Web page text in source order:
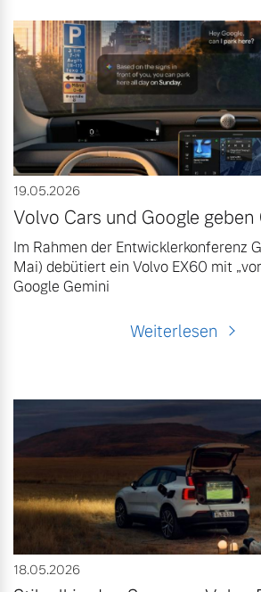
19.05.2026
Volvo Cars und Google
Im Rahmen der Entwicklerkonferenz
Mai) debütiert ein Volvo EX60 mit
Google Gemini
Weiterlesen
18.05.2026